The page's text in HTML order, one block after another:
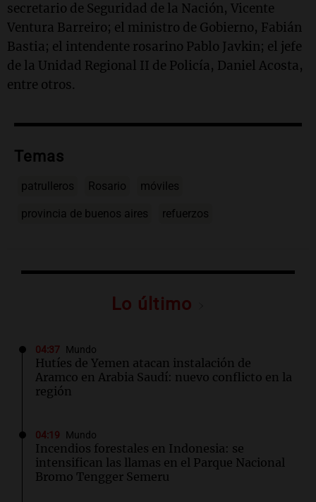
secretario de Seguridad de la Nación, Vicente
Ventura Barreiro; el ministro de Gobierno, Fabián
Bastia; el intendente rosarino Pablo Javkin; el jefe
de la Unidad Regional II de Policía, Daniel Acosta,
entre otros.
Temas
patrulleros Rosario móviles
provincia de buenos aires refuerzos
Lo último
04:37 Mundo
Hutíes de Yemen atacan instalación de
Aramco en Arabia Saudí: nuevo conflicto en la
región
04:19 Mundo
Incendios forestales en Indonesia: se
intensifican las llamas en el Parque Nacional
Bromo Tengger Semeru